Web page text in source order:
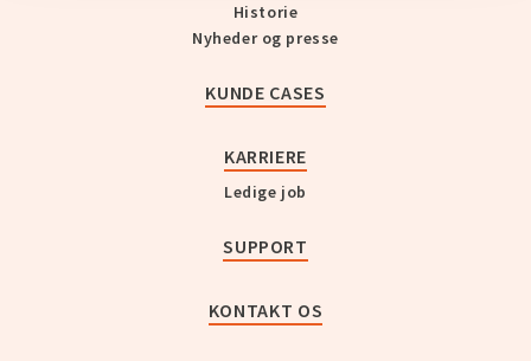
Historie
Nyheder og presse
KUNDE CASES
KARRIERE
Ledige job
SUPPORT
KONTAKT OS